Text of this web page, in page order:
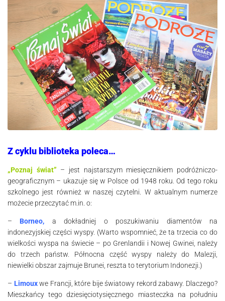
Z cyklu biblioteka poleca…
„Poznaj świat” – jest najstarszym miesięcznikiem podróżniczo-
geograficznym – ukazuje się w Polsce od 1948 roku. Od tego roku
szkolnego jest również w naszej czytelni. W aktualnym numerze
możecie przeczytać m.in. o:
– Borneo, a dokładniej o poszukiwaniu diamentów na
indonezyjskiej części wyspy. (Warto wspomnieć, że ta trzecia co do
wielkości wyspa na świecie – po Grenlandii i Nowej Gwinei, należy
do trzech państw. Północna część wyspy należy do Malezji,
niewielki obszar zajmuje Brunei, reszta to terytorium Indonezji.)
– Limouxwe Francji, które bije światowy rekord zabawy. Dlaczego?
Mieszkańcy tego dziesięciotysięcznego miasteczka na południu